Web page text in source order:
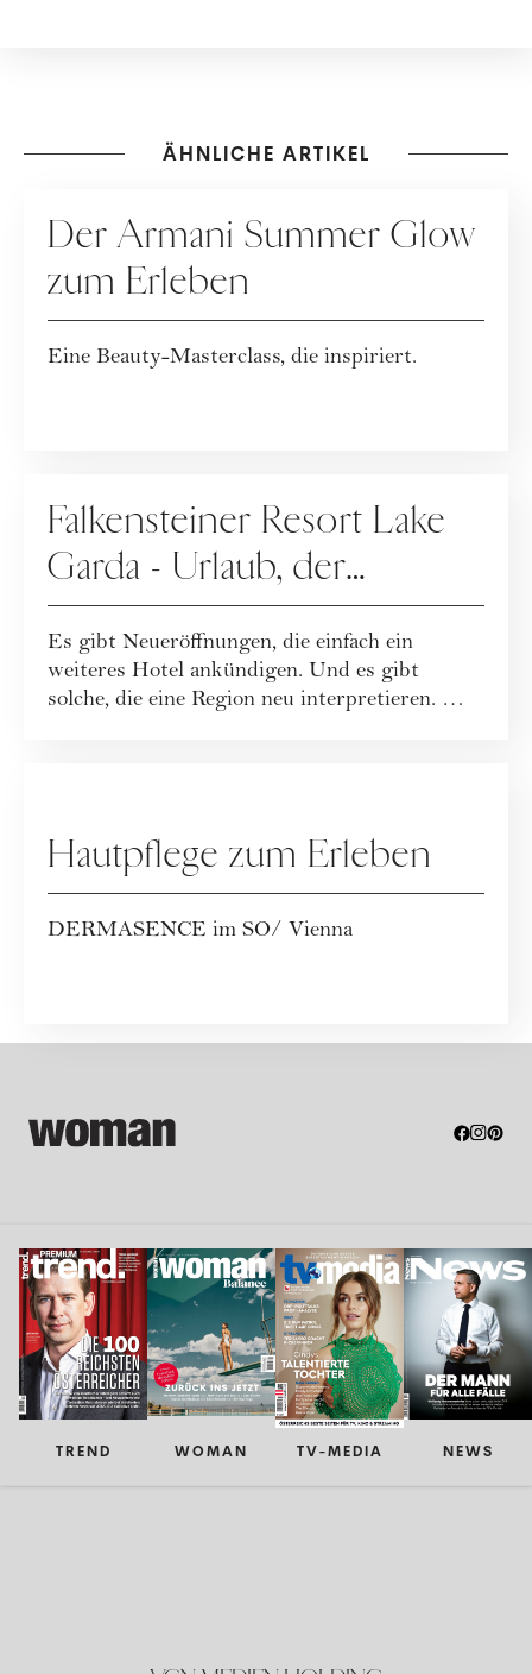
ÄHNLICHE ARTIKEL
Der Armani Summer Glow
zum Erleben
Eine Beauty-Masterclass, die inspiriert.
Falkensteiner Resort Lake
Garda - Urlaub, der
Leichtigkeit neu definiert
Es gibt Neueröffnungen, die einfach ein
weiteres Hotel ankündigen. Und es gibt
solche, die eine Region neu interpretieren. Mit
Hautpflege zum Erleben
DERMASENCE im SO/ Vienna
TREND WOMAN TV-MEDIA NEWS